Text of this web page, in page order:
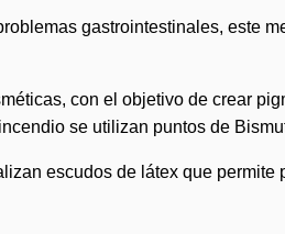
gastrointestinales, este
con el objetivo de crear
se utilizan puntos de
escudos de látex que